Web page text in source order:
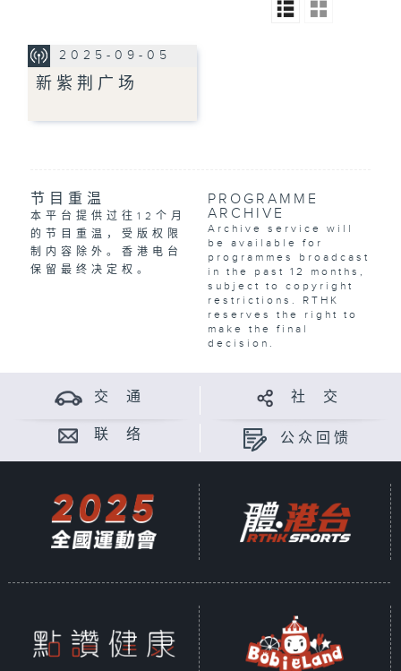
2025-09-05
新紫荆广场
节目重温
本平台提供过往12个月
的节目重温，受版权限
制内容除外。香港电台
保留最终决定权。
PROGRAMME
ARCHIVE
Archive service will
be available for
programmes broadcast
in the past 12 months,
subject to copyright
restrictions. RTHK
reserves the right to
make the final
decision.
交 通 社 交
联 络 公众回馈